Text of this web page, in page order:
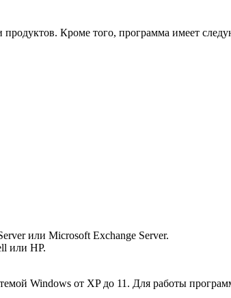
Кроме того, программа имеет
или Microsoft Exchange Server.
или HP.
Windows от XP до 11. Для работы